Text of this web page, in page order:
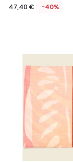
47,40 € -40%